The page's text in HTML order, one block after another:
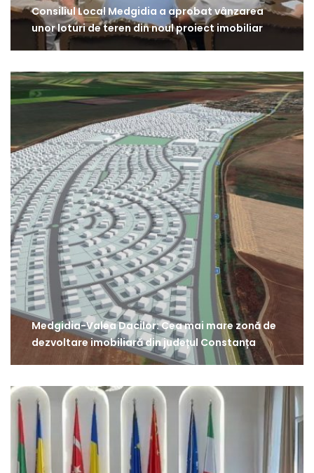
Consiliul Local Medgidia a aprobat vânzarea
unor loturi de teren din noul proiect imobiliar
Medgidia-Valea Dacilor: Cea mai mare zonă de
dezvoltare imobiliară din județul Constanța